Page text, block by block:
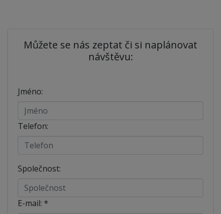
Můžete se nás zeptat či si naplánovat
návštěvu:
Jméno:
Telefon:
Společnost:
E-mail: *